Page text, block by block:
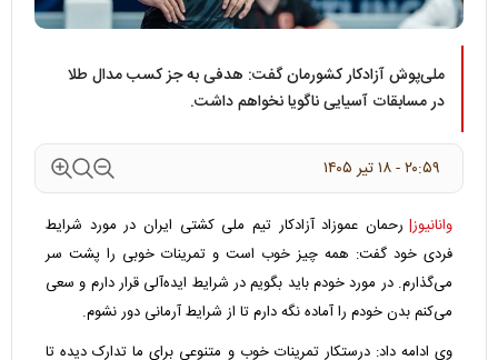
ملی‌پوش آزادکار کشورمان گفت: هدفی به جز کسب مدال طلا
در مسابقات آسیایی ناگویا نخواهم داشت.
۲۰:۵۹ - ۱۸ تير ۱۴۰۵
وانانیوز| رحمان عموزاد آزادکار تیم ملی کشتی ایران در مورد شرایط
فردی خود گفت: همه چیز خوب است و تمرینات خوبی را پشت سر
می‌گذارم. در مورد خودم باید بگویم در شرایط ایده‌آلی قرار دارم و سعی
می‌کنم بدن خودم را آماده نگه دارم تا از شرایط آرمانی دور نشوم.
وی ادامه داد: درستکار تمرینات خوب و متنوعی برای ما تدارک دیده تا